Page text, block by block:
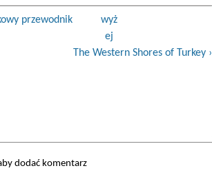
przewodnik
wyż
ej
The Western Shores of Turkey ›
dodać komentarz